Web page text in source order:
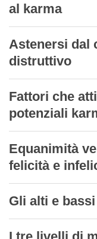
al karma
Astenersi dal
distruttivo
Fattori che
potenziali
Equanimità
felicità e
Gli alti e